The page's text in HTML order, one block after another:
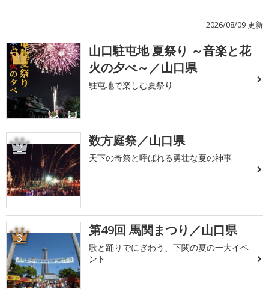
2026/08/09 更新
1
山口駐屯地 夏祭り ～音楽と花
火の夕べ～／山口県
駐屯地で楽しむ夏祭り
2 数方庭祭／山口県
天下の奇祭と呼ばれる勇壮な夏の神事
3 第49回 馬関まつり／山口県
歌と踊りでにぎわう、下関の夏の一大イベ
ント